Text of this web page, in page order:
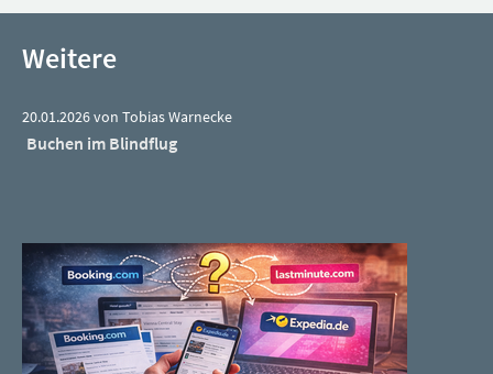
Weitere
20.01.2026 von Tobias Warnecke
Buchen im Blindflug